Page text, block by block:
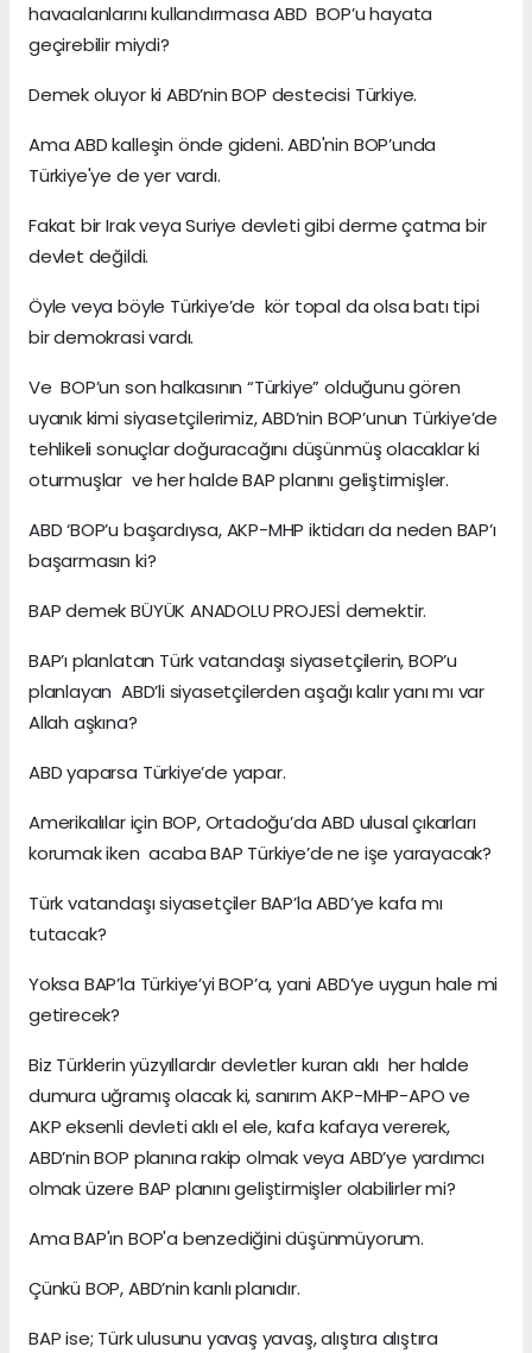
havaalanlarını kullandırmasa ABD BOP’u hayata
geçirebilir miydi?
Demek oluyor ki ABD’nin BOP destecisi Türkiye.
Ama ABD kalleşin önde gideni. ABD'nin BOP’unda
Türkiye'ye de yer vardı.
Fakat bir Irak veya Suriye devleti gibi derme çatma bir
devlet değildi.
Öyle veya böyle Türkiye’de kör topal da olsa batı tipi
bir demokrasi vardı.
Ve BOP’un son halkasının “Türkiye” olduğunu gören
uyanık kimi siyasetçilerimiz, ABD’nin BOP’unun Türkiye’de
tehlikeli sonuçlar doğuracağını düşünmüş olacaklar ki
oturmuşlar ve her halde BAP planını geliştirmişler.
ABD ‘BOP’u başardıysa, AKP-MHP iktidarı da neden BAP’ı
başarmasın ki?
BAP demek BÜYÜK ANADOLU PROJESİ demektir.
BAP’ı planlatan Türk vatandaşı siyasetçilerin, BOP’u
planlayan ABD’li siyasetçilerden aşağı kalır yanı mı var
Allah aşkına?
ABD yaparsa Türkiye’de yapar.
Amerikalılar için BOP, Ortadoğu’da ABD ulusal çıkarları
korumak iken acaba BAP Türkiye’de ne işe yarayacak?
Türk vatandaşı siyasetçiler BAP’la ABD’ye kafa mı
tutacak?
Yoksa BAP’la Türkiye’yi BOP’a, yani ABD’ye uygun hale mi
getirecek?
Biz Türklerin yüzyıllardır devletler kuran aklı her halde
dumura uğramış olacak ki, sanırım AKP-MHP-APO ve
AKP eksenli devleti aklı el ele, kafa kafaya vererek,
ABD’nin BOP planına rakip olmak veya ABD’ye yardımcı
olmak üzere BAP planını geliştirmişler olabilirler mi?
Ama BAP'ın BOP'a benzediğini düşünmüyorum.
Çünkü BOP, ABD’nin kanlı planıdır.
BAP ise; Türk ulusunu yavaş yavaş, alıştıra alıştıra